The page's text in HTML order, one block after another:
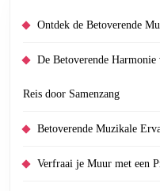
Ontdek de Betoverende
De Betoverende
Reis door Samenzang
Betoverende Muzikale
Verfraai je Muur met een